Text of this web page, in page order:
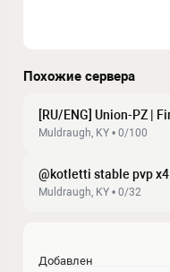
Похожие сервера
Muldraugh, KY • 0/100
@kotletti stable pvp x4
Muldraugh, KY • 0/32
Добавлен